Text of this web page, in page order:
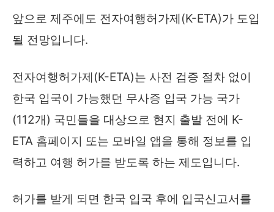
앞으로 제주에도 전자여행허가제(K-ETA)가 도입
될 전망입니다.
전자여행허가제(K-ETA)는 사전 검증 절차 없이
한국 입국이 가능했던 무사증 입국 가능 국가
(112개) 국민들을 대상으로 현지 출발 전에 K-
ETA 홈페이지 또는 모바일 앱을 통해 정보를 입
력하고 여행 허가를 받도록 하는 제도입니다.
허가를 받게 되면 한국 입국 후에 입국신고서를